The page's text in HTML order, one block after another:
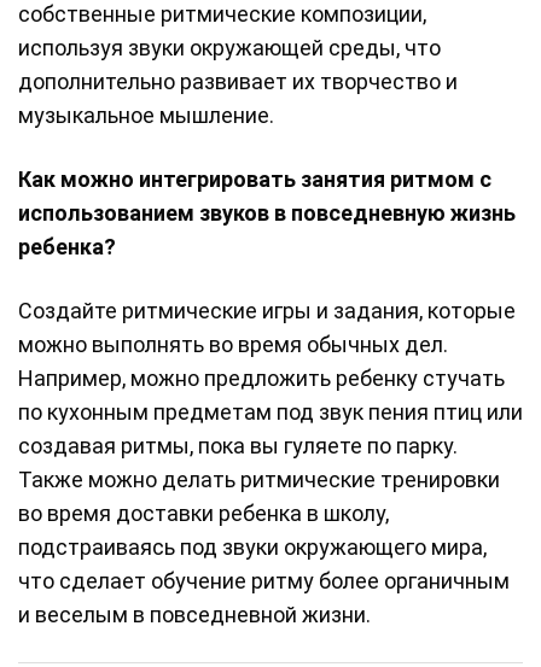
собственные ритмические композиции,
используя звуки окружающей среды, что
дополнительно развивает их творчество и
музыкальное мышление.
Как можно интегрировать занятия ритмом с
использованием звуков в повседневную жизнь
ребенка?
Создайте ритмические игры и задания, которые
можно выполнять во время обычных дел.
Например, можно предложить ребенку стучать
по кухонным предметам под звук пения птиц или
создавая ритмы, пока вы гуляете по парку.
Также можно делать ритмические тренировки
во время доставки ребенка в школу,
подстраиваясь под звуки окружающего мира,
что сделает обучение ритму более органичным
и веселым в повседневной жизни.